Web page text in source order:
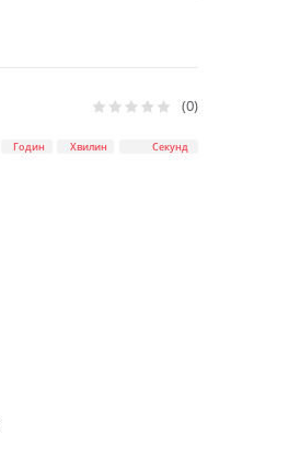
Рейтинг: 0
Годин Хвилин Секунд